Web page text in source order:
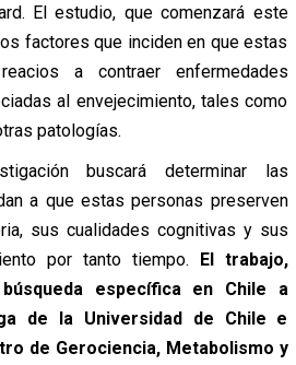
El estudio, que comenzará este
factores que inciden en que estas
a contraer enfermedades
al envejecimiento, tales como
patologías.
buscará determinar las
a que estas personas preserven
sus cualidades cognitivas y sus
por tanto tiempo. El trabajo,
específica en Chile a
de la Universidad de Chile e
de Gerociencia, Metabolismo y